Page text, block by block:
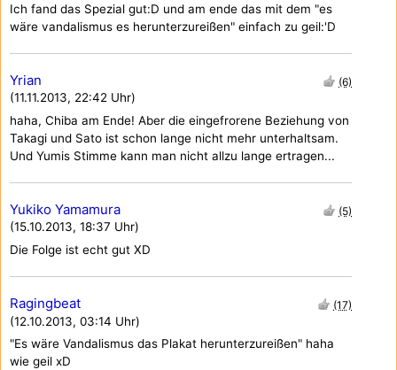
Ich fand das Spezial gut:D und am ende das mit dem "es
wäre vandalismus es herunterzureißen" einfach zu geil:'D
Yrian
(11.11.2013, 22:42 Uhr)
(6)
haha, Chiba am Ende! Aber die eingefrorene Beziehung von
Takagi und Sato ist schon lange nicht mehr unterhaltsam.
Und Yumis Stimme kann man nicht allzu lange ertragen...
Yukiko Yamamura
(15.10.2013, 18:37 Uhr)
(5)
Die Folge ist echt gut XD
Ragingbeat
(12.10.2013, 03:14 Uhr)
(17)
"Es wäre Vandalismus das Plakat herunterzureißen" haha
wie geil xD